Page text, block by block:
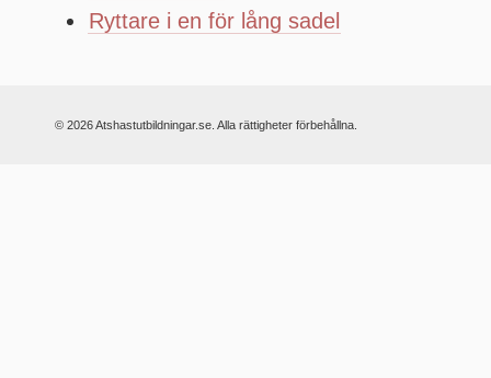
Ryttare i en för lång sadel
© 2026 Atshastutbildningar.se. Alla rättigheter förbehållna.